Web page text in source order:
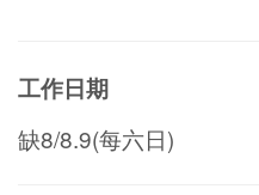
工作日期
缺8/8.9(每六日)